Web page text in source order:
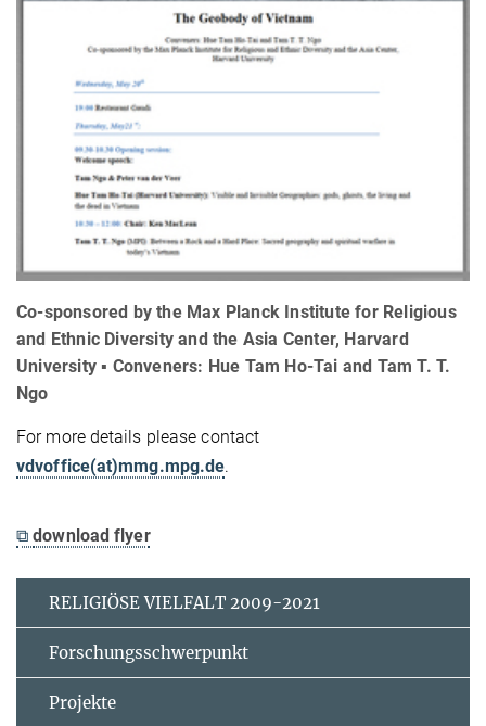
Co-sponsored by the Max Planck Institute for Religious
and Ethnic Diversity and the Asia Center, Harvard
University ▪ Conveners: Hue Tam Ho-Tai and Tam T. T.
Ngo
For more details please contact
vdvoffice(at)mmg.mpg.de.
⧉download flyer
RELIGIÖSE VIELFALT 2009-2021
Forschungsschwerpunkt
Projekte